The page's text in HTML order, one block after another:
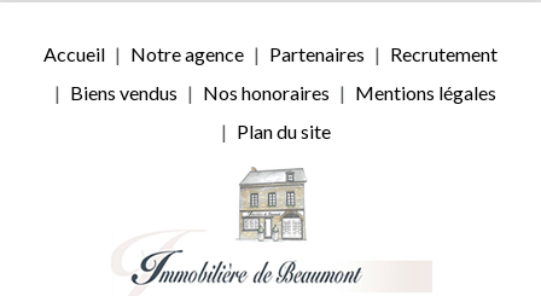
Accueil Notre agence Partenaires
Recrutement
Biens vendus
Nos honoraires
Mentions légales
Plan du site